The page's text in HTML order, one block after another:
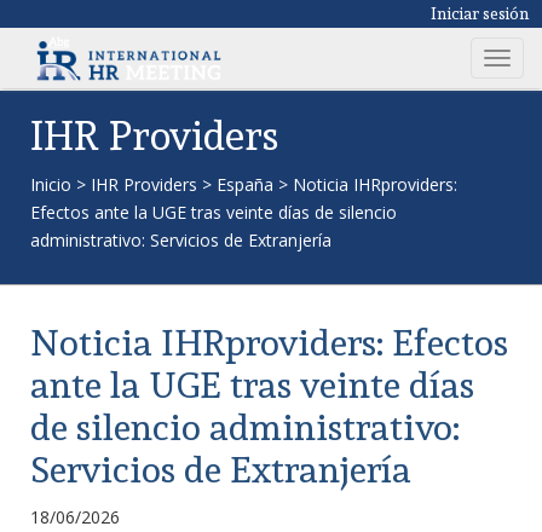
Iniciar sesión
T
o
v
g
IHR Providers
Inicio > IHR Providers > España > Noticia IHRproviders:
Efectos ante la UGE tras veinte días de silencio
administrativo: Servicios de Extranjería
Noticia IHRproviders: Efectos
ante la UGE tras veinte días
de silencio administrativo:
Servicios de Extranjería
18/06/2026